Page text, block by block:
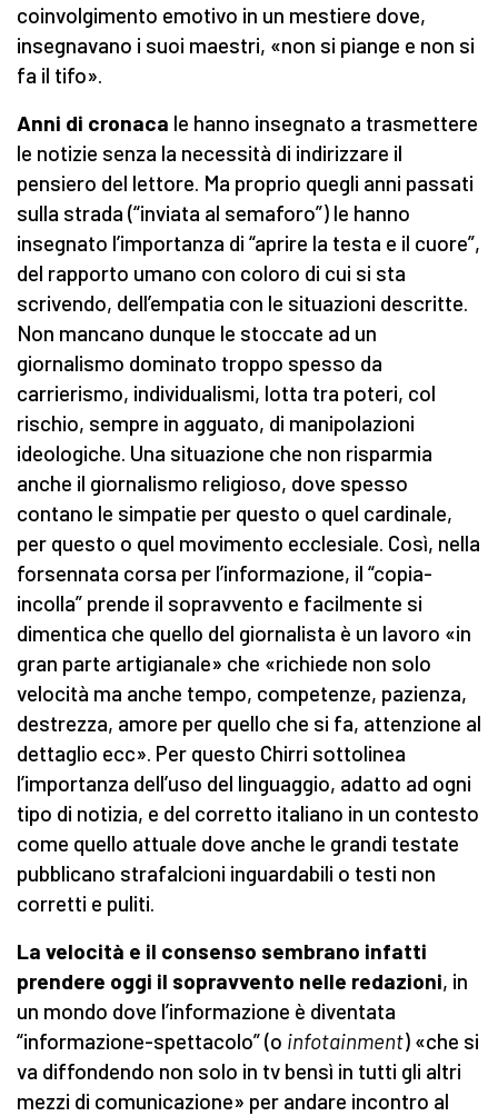
coinvolgimento emotivo in un mestiere dove,
insegnavano i suoi maestri, «non si piange e non si
fa il tifo».
Anni di cronaca le hanno insegnato a trasmettere
le notizie senza la necessità di indirizzare il
pensiero del lettore. Ma proprio quegli anni passati
sulla strada (“inviata al semaforo”) le hanno
insegnato l’importanza di “aprire la testa e il cuore”,
del rapporto umano con coloro di cui si sta
scrivendo, dell’empatia con le situazioni descritte.
Non mancano dunque le stoccate ad un
giornalismo dominato troppo spesso da
carrierismo, individualismi, lotta tra poteri, col
rischio, sempre in agguato, di manipolazioni
ideologiche. Una situazione che non risparmia
anche il giornalismo religioso, dove spesso
contano le simpatie per questo o quel cardinale,
per questo o quel movimento ecclesiale. Così, nella
forsennata corsa per l’informazione, il “copia-
incolla” prende il sopravvento e facilmente si
dimentica che quello del giornalista è un lavoro «in
gran parte artigianale» che «richiede non solo
velocità ma anche tempo, competenze, pazienza,
destrezza, amore per quello che si fa, attenzione al
dettaglio ecc». Per questo Chirri sottolinea
l’importanza dell’uso del linguaggio, adatto ad ogni
tipo di notizia, e del corretto italiano in un contesto
come quello attuale dove anche le grandi testate
pubblicano strafalcioni inguardabili o testi non
corretti e puliti.
La velocità e il consenso sembrano infatti
prendere oggi il sopravvento nelle redazioni, in
un mondo dove l’informazione è diventata
“informazione-spettacolo” (o infotainment) «che si
va diffondendo non solo in tv bensì in tutti gli altri
mezzi di comunicazione» per andare incontro al